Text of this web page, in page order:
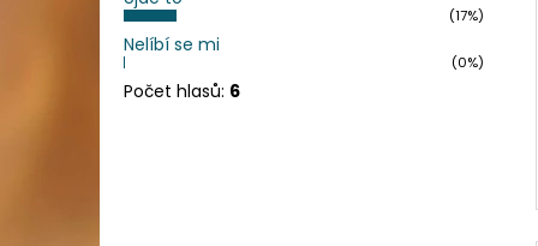
(17%)
Nelíbí se mi
(0%)
Počet hlasů: 6